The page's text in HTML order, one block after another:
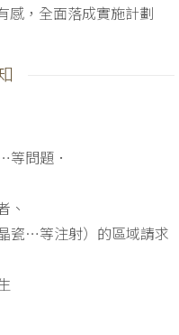
感，全面落成實施計劃
問題．
、
瓷…等注射）的區域請求